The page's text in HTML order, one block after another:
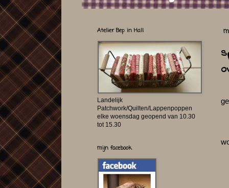
Atelier Bep in Hall
Landelijk
Patchwork/Quilten/Lappenpoppen
elke woensdag geopend van 10.30
tot 15.30
mijn facebook